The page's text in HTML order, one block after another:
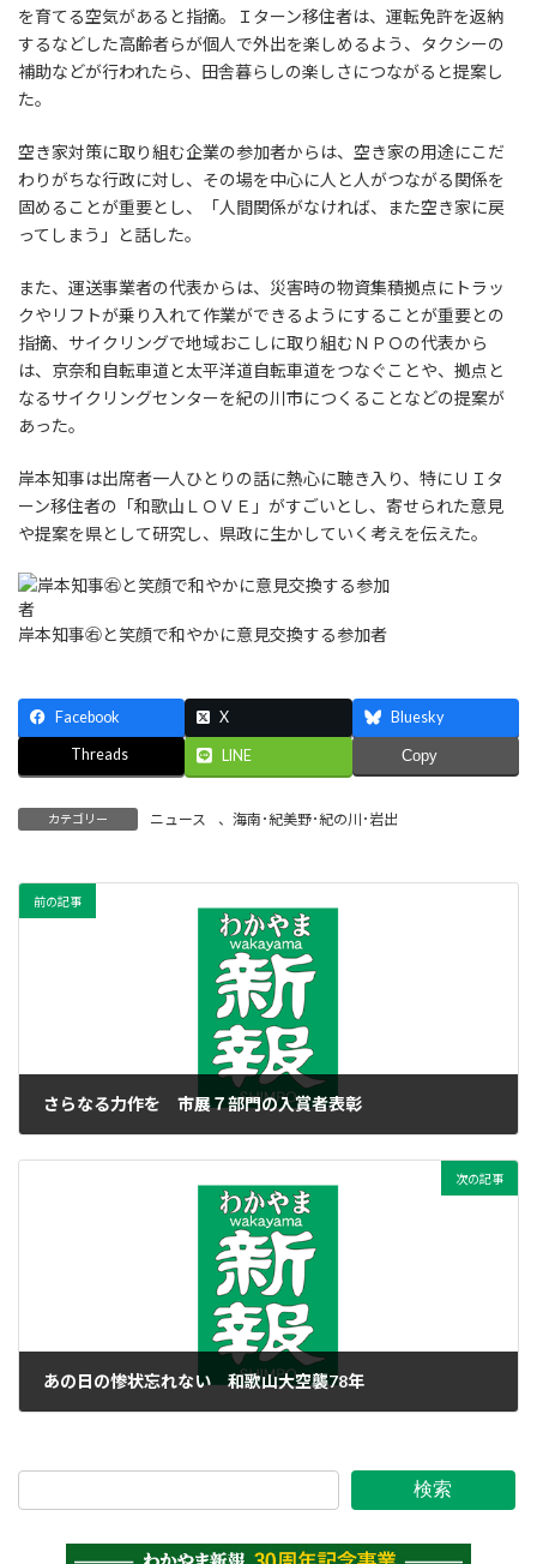
を育てる空気があると指摘。Ｉターン移住者は、運転免許を返納
するなどした高齢者らが個人で外出を楽しめるよう、タクシーの
補助などが行われたら、田舎暮らしの楽しさにつながると提案し
た。
空き家対策に取り組む企業の参加者からは、空き家の用途にこだ
わりがちな行政に対し、その場を中心に人と人がつながる関係を
固めることが重要とし、「人間関係がなければ、また空き家に戻
ってしまう」と話した。
また、運送事業者の代表からは、災害時の物資集積拠点にトラッ
クやリフトが乗り入れて作業ができるようにすることが重要との
指摘、サイクリングで地域おこしに取り組むＮＰＯの代表から
は、京奈和自転車道と太平洋道自転車道をつなぐことや、拠点と
なるサイクリングセンターを紀の川市につくることなどの提案が
あった。
岸本知事は出席者一人ひとりの話に熱心に聴き入り、特にＵＩタ
ーン移住者の「和歌山ＬＯＶＥ」がすごいとし、寄せられた意見
や提案を県として研究し、県政に生かしていく考えを伝えた。
岸本知事㊨と笑顔で和やかに意見交換する参加者
Facebook X Bluesky
Threads LINE Copy
カテゴリー ニュース 、 海南･紀美野･紀の川･岩出
前の記事
さらなる力作を 市展７部門の入賞者表彰
次の記事
あの日の惨状忘れない 和歌山大空襲78年
検索